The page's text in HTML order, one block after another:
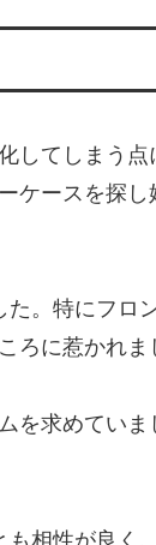
してしまう点
ケースを探し
た。特にフロ
ろに惹かれま
を求めていま
も相性が良く